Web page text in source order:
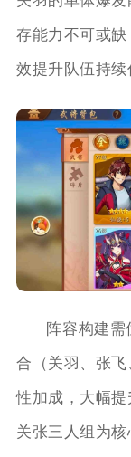
存能力不可或
效提升队伍持续
阵容构建
合（关羽、张
性加成，大幅
关张三人组为